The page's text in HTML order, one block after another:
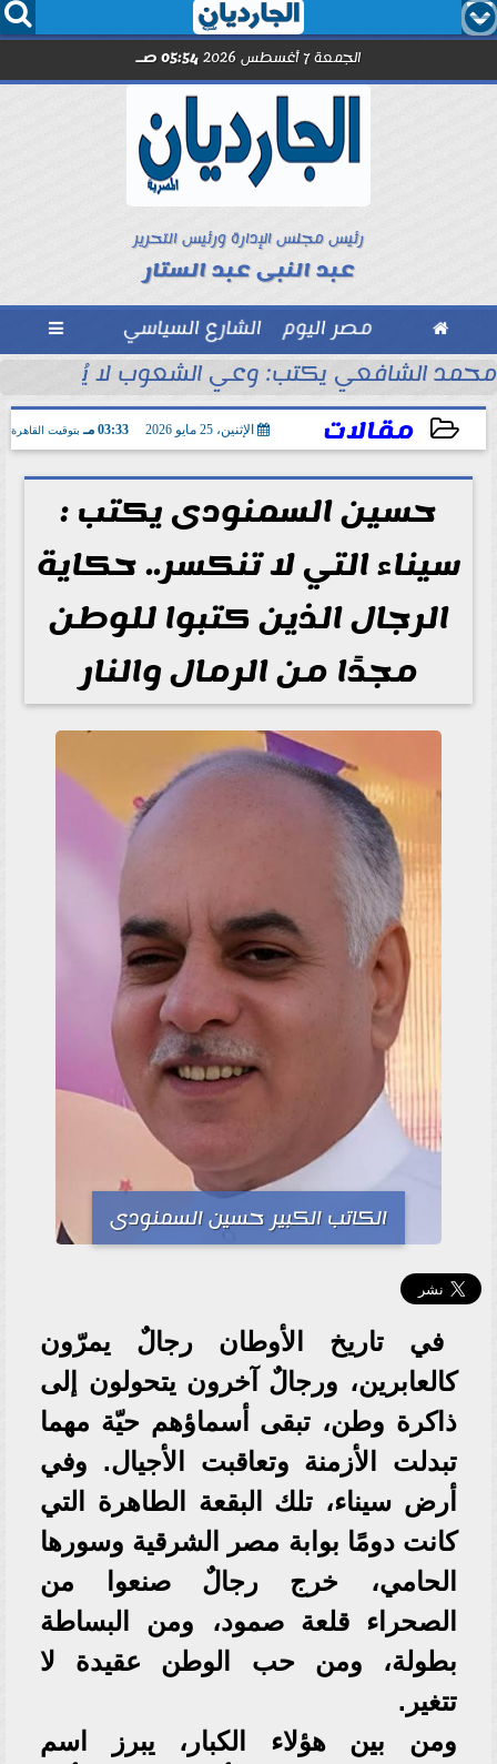
  
الجمعة 7 أغسطس 2026 05:54 صـ
رئيس مجلس الإدارة ورئيس التحرير
عبد النبى عبد الستار
 مصر اليوم الشارع السياسي 
صلاح.. اليوم
محمد الشافعي يكتب: وعي الشعوب لا يُقاس
مقالات الإثنين، 25 مايو 2026 03:33 مـ بتوقيت القاهرة
2026-05-25 15:33:44
حسين السمنودى يكتب :
سيناء التي لا تنكسر.. حكاية
الرجال الذين كتبوا للوطن
مجدًا من الرمال والنار
الكاتب الكبير حسين السمنودى
في تاريخ الأوطان رجالٌ يمرّون
كالعابرين، ورجالٌ آخرون يتحولون إلى
ذاكرة وطن، تبقى أسماؤهم حيّة مهما
تبدلت الأزمنة وتعاقبت الأجيال. وفي
أرض سيناء، تلك البقعة الطاهرة التي
كانت دومًا بوابة مصر الشرقية وسورها
الحامي، خرج رجالٌ صنعوا من
الصحراء قلعة صمود، ومن البساطة
بطولة، ومن حب الوطن عقيدة لا
تتغير.
ومن بين هؤلاء الكبار، يبرز اسم